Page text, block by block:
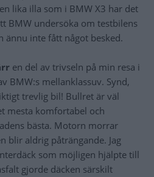
lika illa som i BMW X3 har det
BMW undersöka om testbilens
ännu inte fått något besked.
en del av trivseln på min resa i
BMW:s mellanklassuv. Synd,
trevlig bil! Bullret är väl
mesta komfortabel och
bästa. Motorn morrar
blir aldrig påträngande. Jag
som möjligen hjälpte till
gjorde däcken särskilt